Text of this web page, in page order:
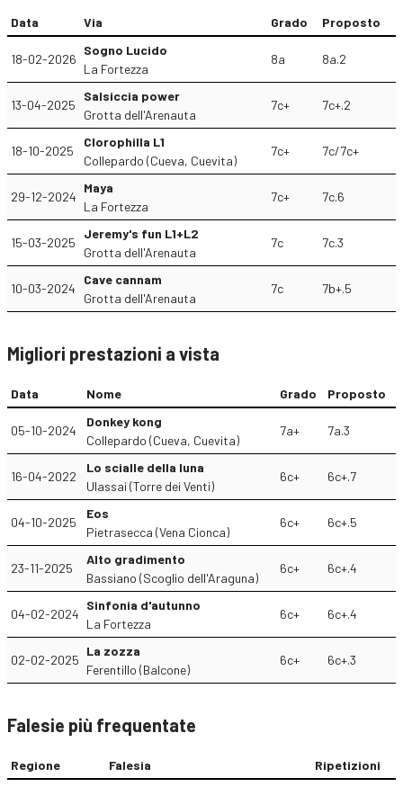
Data Via Grado Proposto
18-02-2026
Sogno Lucido
La Fortezza
8a 8a.2
13-04-2025
Salsiccia power
Grotta dell'Arenauta
7c+ 7c+.2
18-10-2025
Clorophilla L1
Collepardo (Cueva, Cuevita)
7c+ 7c/7c+
29-12-2024
Maya
La Fortezza
7c+ 7c.6
15-03-2025
Jeremy's fun L1+L2
Grotta dell'Arenauta
7c 7c.3
10-03-2024
Cave cannam
Grotta dell'Arenauta
7c 7b+.5
Migliori prestazioni a vista
Data Nome Grado Proposto
05-10-2024
Donkey kong
Collepardo (Cueva, Cuevita)
7a+ 7a.3
16-04-2022
Lo scialle della luna
Ulassai (Torre dei Venti)
6c+ 6c+.7
04-10-2025
Eos
Pietrasecca (Vena Cionca)
6c+ 6c+.5
23-11-2025
Alto gradimento
Bassiano (Scoglio dell'Araguna)
6c+ 6c+.4
04-02-2024
Sinfonia d'autunno
La Fortezza
6c+ 6c+.4
02-02-2025
La zozza
Ferentillo (Balcone)
6c+ 6c+.3
Falesie più frequentate
Regione Falesia
Ripetizioni